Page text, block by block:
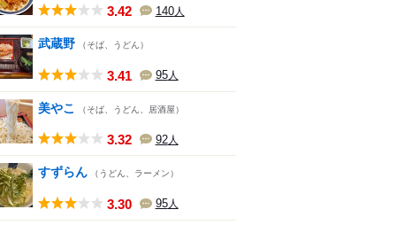
3.42 140人
武蔵野 （そば、うどん）
3.41 95人
美やこ （そば、うどん、居酒屋）
3.32 92人
すずらん （うどん、ラーメン）
3.30 95人